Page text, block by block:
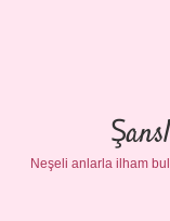
Neşeli anlarla ilham